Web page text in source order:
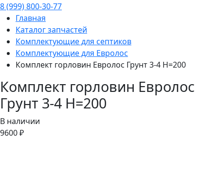
8 (999) 800-30-77
Главная
Каталог запчастей
Комплектующие для септиков
Комплектующие для Евролос
Комплект горловин Евролос Грунт 3-4 H=200
Комплект горловин Евролос
Грунт 3-4 H=200
В наличии
9600 ₽